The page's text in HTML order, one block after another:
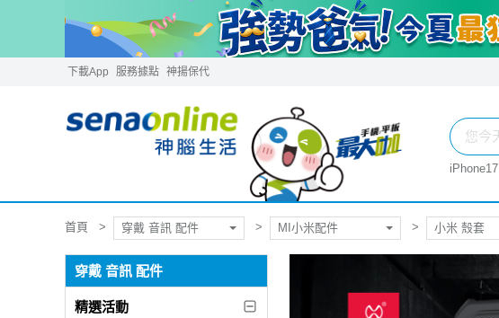
下載App 服務據點 神揚保代
iPhone17
首頁 穿戴 音訊 配件 MI小米配件 小米 殼套
穿戴 音訊 配件
精選活動